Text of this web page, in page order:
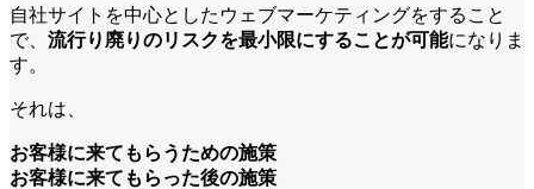
自社サイトを中心としたウェブマーケティングをすること
で、 流行り廃りのリスクを最小限にすることが可能になりま
す。
それは、
お客様に来てもらうための施策
お客様に来てもらった後の施策